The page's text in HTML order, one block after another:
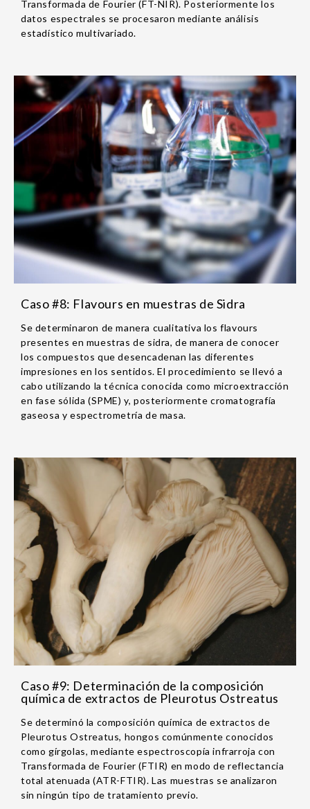
Transformada de Fourier (FT-NIR). Posteriormente los
datos espectrales se procesaron mediante análisis
estadístico multivariado.
Caso #8: Flavours en muestras de Sidra
Se determinaron de manera cualitativa los flavours
presentes en muestras de sidra, de manera de conocer
los compuestos que desencadenan las diferentes
impresiones en los sentidos. El procedimiento se llevó a
cabo utilizando la técnica conocida como microextracción
en fase sólida (SPME) y, posteriormente cromatografía
gaseosa y espectrometría de masa.
Caso #9: Determinación de la composición
química de extractos de Pleurotus Ostreatus
Se determinó la composición química de extractos de
Pleurotus Ostreatus, hongos comúnmente conocidos
como gírgolas, mediante espectroscopía infrarroja con
Transformada de Fourier (FTIR) en modo de reflectancia
total atenuada (ATR-FTIR). Las muestras se analizaron
sin ningún tipo de tratamiento previo.